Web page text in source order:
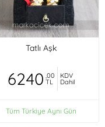
Tatlı Aşk
6240 ,00
TL
KDV
Dahil
Tüm Türkiye Aynı Gün